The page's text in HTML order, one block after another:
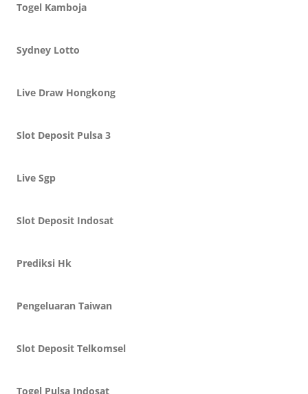
Togel Kamboja
Sydney Lotto
Live Draw Hongkong
Slot Deposit Pulsa 3
Live Sgp
Slot Deposit Indosat
Prediksi Hk
Pengeluaran Taiwan
Slot Deposit Telkomsel
Togel Pulsa Indosat